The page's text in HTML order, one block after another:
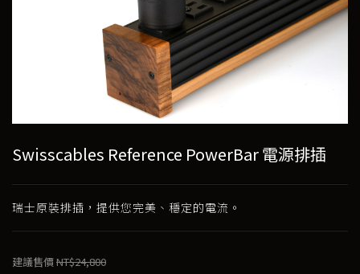
Swisscables Reference PowerBar 電源排插
瑞士原裝排插，提供您完美、穩定的電流。
建議售價NT$24,800